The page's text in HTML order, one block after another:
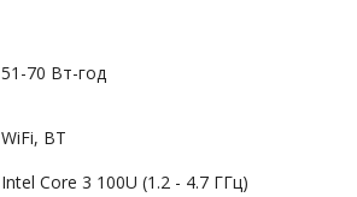
51-70 Вт-год
WiFi, BT
Intel Core 3 100U (1.2 - 4.7 ГГц)